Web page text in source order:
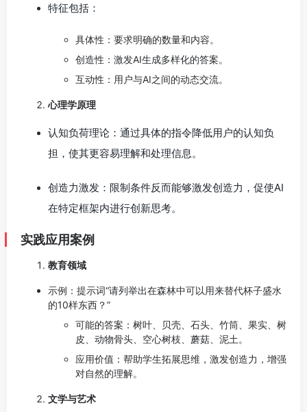
特征包括：
具体性：要求明确的数量和内容。
创造性：激发AI生成多样化的答案。
互动性：用户与AI之间的动态交流。
心理学原理
认知负荷理论：通过具体的指令降低用户的认知负
担，使其更容易理解和处理信息。
创造力激发：限制条件反而能够激发创造力，促使AI
在特定框架内进行创新思考。
实践应用案例
教育领域
示例：提示词“请列举出在森林中可以用来替代杯子盛水
的10样东西？”
可能的答案：树叶、贝壳、石头、竹筒、果实、树
皮、动物骨头、空心树枝、蘑菇、泥土。
应用价值：帮助学生拓展思维，激发创造力，增强
对自然的理解。
文学与艺术